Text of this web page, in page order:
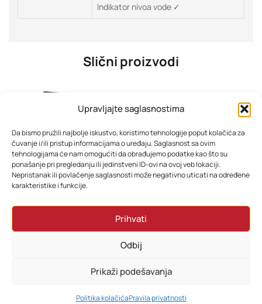
Upravljajte saglasnostima
Da bismo pružili najbolje iskustvo, koristimo tehnologije poput kolačića za
čuvanje i/ili pristup informacijama o uređaju. Saglasnost sa ovim
tehnologijama će nam omogućiti da obrađujemo podatke kao što su
ponašanje pri pregledanju ili jedinstveni ID-ovi na ovoj veb lokaciji.
Nepristanak ili povlačenje saglasnosti može negativno uticati na određene
karakteristike i funkcije.
Prihvati
Odbij
Prikaži podešavanja
Politika kolačićaPravila privatnosti
Indikator nivoa vode ✓
Slični proizvodi
PRETRAŽI KORPA MOJ RAČUN